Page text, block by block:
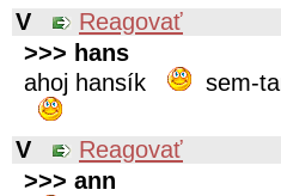
V
Reagovať
>>> hans
ahoj hansík
sem-
V
Reagovať
>>> ann